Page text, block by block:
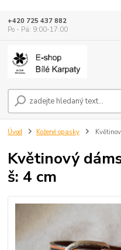
+420 725 437 882
Po - Pá: 9:00-17:00
Úvod Kožené opasky
Květinový
š: 4 cm